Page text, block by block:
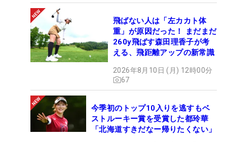
飛ばない人は「左カカト体
重」が原因だった！ まだまだ
260y飛ばす森田理香子が考
える、飛距離アップの新常識
2026年8月10日 (月) 12時00分
67
今季初のトップ10入りを逃すもベ
ストルーキー賞を受賞した都玲華
「北海道すきだなー帰りたくない」